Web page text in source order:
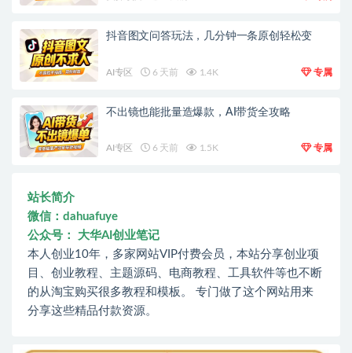
抖音图文问答玩法，几分钟一条原创轻松变
AI专区 6 天前 1.4K 专属
不出镜也能批量造爆款，AI带货全攻略
AI专区 6 天前 1.5K 专属
站长简介
微信：dahuafuye
公众号： 大华AI创业笔记
本人创业10年，多家网站VIP付费会员，本站分享创业项
目、创业教程、主题源码、电商教程、工具软件等也不断
的从淘宝购买很多教程和模板。 专门做了这个网站用来
分享这些精品付款资源。